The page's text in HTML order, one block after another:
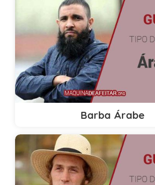
Barba Árabe